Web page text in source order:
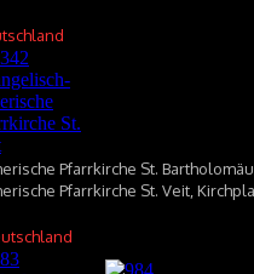
Pfarrkirche St.
Pfarrkirche St. Veit,